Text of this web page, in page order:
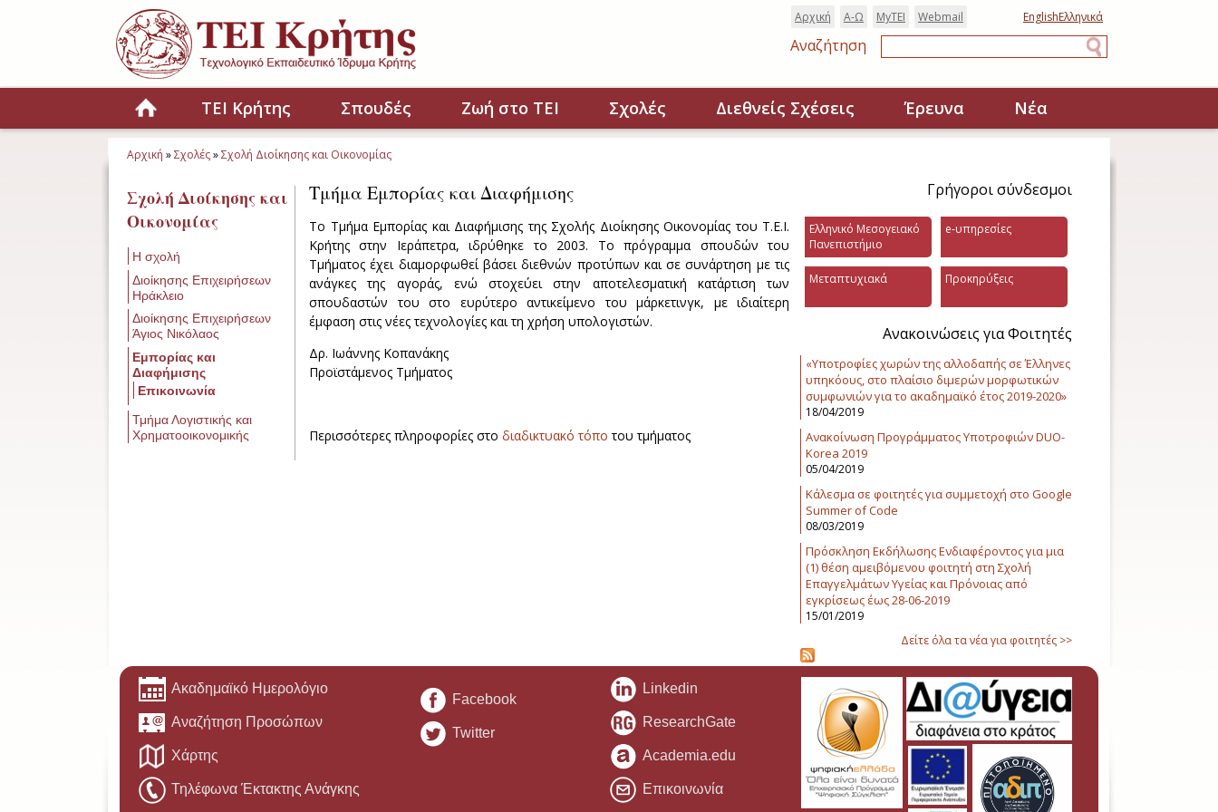
Παράκαμψη προς το κυρίως περιεχόμενο
EnglishΕλληνικά
Webmail
MyTEI
Α-Ω
Αρχική
Αναζήτηση
HomeΤΕΙ Κρήτης Σπουδές Ζωή στο ΤΕΙ Σχολές Διεθνείς Σχέσεις Έρευνα Νέα
Αρχική »Σχολές»Σχολή Διοίκησης και Οικονομίας
Σχολή Διοίκησης και
Οικονομίας
Η σχολή
Διοίκησης Επιχειρήσεων
Ηράκλειο
Διοίκησης Επιχειρήσεων
Άγιος Νικόλαος
Εμπορίας και
Διαφήμισης
Επικοινωνία
Τμήμα Λογιστικής και
Χρηματοοικονομικής
Τμήμα Εμπορίας και Διαφήμισης
Το Τμήμα Εμπορίας και Διαφήμισης της Σχολής Διοίκησης Οικονομίας του Τ.Ε.Ι.
Κρήτης στην Ιεράπετρα, ιδρύθηκε το 2003. Το πρόγραμμα σπουδών του
Τμήματος έχει διαμορφωθεί βάσει διεθνών προτύπων και σε συνάρτηση με τις
ανάγκες της αγοράς, ενώ στοχεύει στην αποτελεσματική κατάρτιση των
σπουδαστών του στο ευρύτερο αντικείμενο του μάρκετινγκ, με ιδιαίτερη
έμφαση στις νέες τεχνολογίες και τη χρήση υπολογιστών.
Δρ. Ιωάννης Κοπανάκης
Προϊστάμενος Τμήματος
Περισσότερες πληροφορίες στο διαδικτυακό τόποτου τμήματος
Γρήγοροι σύνδεσμοι
Ελληνικό Μεσογειακό
Πανεπιστήμιο
e-υπηρεσίες
Μεταπτυχιακά Προκηρύξεις
Ανακοινώσεις για Φοιτητές
«Υποτροφίες χωρών της αλλοδαπής σε Έλληνες
υπηκόους, στο πλαίσιο διμερών μορφωτικών
συμφωνιών για το ακαδημαϊκό έτος 2019-2020»
18/04/2019
Ανακοίνωση Προγράμματος Υποτροφιών DUO-
Korea 2019
05/04/2019
Κάλεσμα σε φοιτητές για συμμετοχή στο Google
Summer of Code
08/03/2019
Πρόσκληση Εκδήλωσης Ενδιαφέροντος για μια
(1) θέση αμειβόμενου φοιτητή στη Σχολή
Επαγγελμάτων Υγείας και Πρόνοιας από
εγκρίσεως έως 28-06-2019
15/01/2019
Δείτε όλα τα νέα για φοιτητές >>
Ακαδημαϊκό Ημερολόγιο
Αναζήτηση Προσώπων
Χάρτης
Τηλέφωνα Έκτακτης Ανάγκης
Facebook
Twitter
Linkedin
ResearchGate
Academia.edu
Επικοινωνία